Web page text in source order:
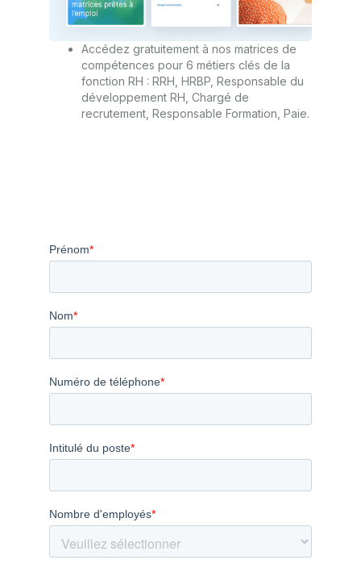
Accédez gratuitement à nos matrices de
compétences pour 6 métiers clés de la
fonction RH : RRH, HRBP, Responsable du
développement RH, Chargé de
recrutement, Responsable Formation, Paie.